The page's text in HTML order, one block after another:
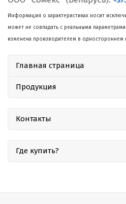
Информация о характеристиках носит
может не совпадать с реальными
изменена производителем в одностороннем
Главная страница
Продукция
Контакты
Где купить?